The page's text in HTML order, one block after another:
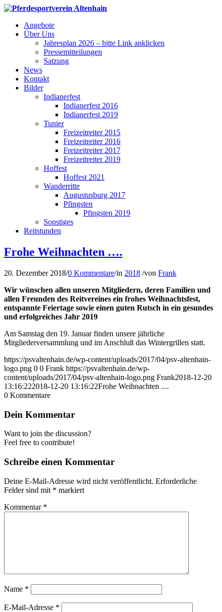
Angebote
Über Uns
Jahresplan 2026 – bitte Link anklicken
Pressemitteilungen
Satzung
News
Kontakt
Bilder
Indianerfest
Indianerfest 2016
Indianerfest 2019
Tunier
Freizeitreiter 2015
Freizeitreiter 2016
Freizeitreiter 2017
Freizeitreiter 2019
Hoffest
Hoffest 2021
Wanderritte
Augustusburg 2017
Pfingsten
Pfingsten 2019
Sonstiges
Reitstunden
Frohe Weihnachten ….
20. Dezember 2018/0 Kommentare/in 2018 /von Frank
Wir wünschen allen unseren Mitgliedern, deren Familien und
allen Freunden des Reitvereines ein frohes Weihnachtsfest,
entspannte Feiertage sowie einen guten Rutsch in ein gesundes
und erfolgreiches Jahr 2019
Am Samstag den 19. Januar finden unsere jährliche
Mitgliederversammlung und im Anschluß das Wintergrillen statt.
https://psvaltenhain.de/wp-content/uploads/2017/04/psv-altenhain-
logo.png 0 0 Frank https://psvaltenhain.de/wp-
content/uploads/2017/04/psv-altenhain-logo.png Frank2018-12-20
13:16:222018-12-20 13:16:22Frohe Weihnachten ....
0 Kommentare
Dein Kommentar
Want to join the discussion?
Feel free to contribute!
Schreibe einen Kommentar
Deine E-Mail-Adresse wird nicht veröffentlicht. Erforderliche
Felder sind mit * markiert
Kommentar *
Name *
E-Mail-Adresse *